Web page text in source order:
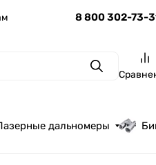
8 800 302-73-
Поиск
дальномеры